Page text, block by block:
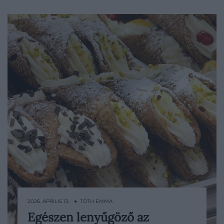
2026. ÁPRILIS 13. ● TÓTH EMMA
Egészen lenyűgöző az